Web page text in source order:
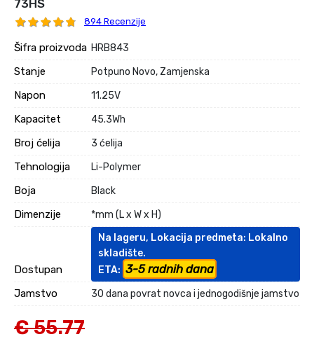
73HS
894 Recenzije
Šifra proizvoda HRB843
Stanje Potpuno Novo, Zamjenska
Napon 11.25V
Kapacitet 45.3Wh
Broj ćelija 3 ćelija
Tehnologija Li-Polymer
Boja Black
Dimenzije *mm (L x W x H)
Dostupan
Na lageru, Lokacija predmeta: Lokalno
skladište.
ETA: 3-5 radnih dana
Jamstvo 30 dana povrat novca i jednogodišnje jamstvo
€ 55.77